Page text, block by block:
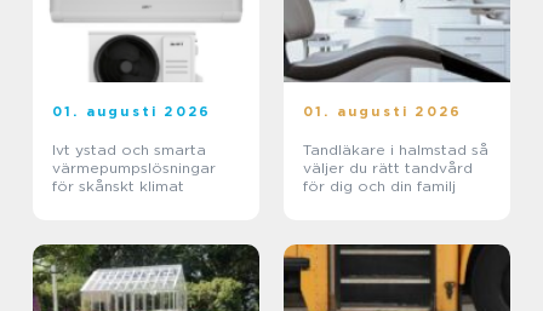
01. augusti 2026
Ivt ystad och smarta
värmepumpslösningar
för skånskt klimat
01. augusti 2026
Tandläkare i halmstad så
väljer du rätt tandvård
för dig och din familj